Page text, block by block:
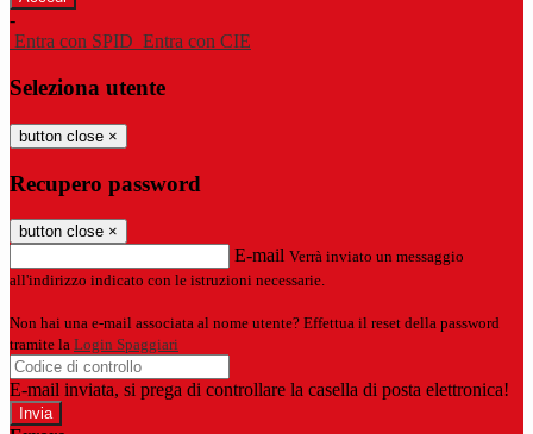
-
Entra con SPID Entra con CIE
Seleziona utente
button close ×
Recupero password
button close ×
E-mail Verrà inviato un messaggio
all'indirizzo indicato con le istruzioni necessarie.
Non hai una e-mail associata al nome utente? Effettua il reset della password
tramite la Login Spaggiari
E-mail inviata, si prega di controllare la casella di posta elettronica!